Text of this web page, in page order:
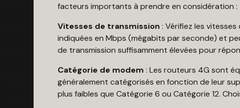
facteurs importants à prendre en considération :
Vitesses de transmission : Vérifiez les
indiquées en Mbps (mégabits par seconde) et
de transmission suffisamment élevées pour
Catégorie de modem : Les routeurs 4G sont
généralement catégorisés en fonction de leur
plus faibles que Catégorie 6 ou Catégorie 12.